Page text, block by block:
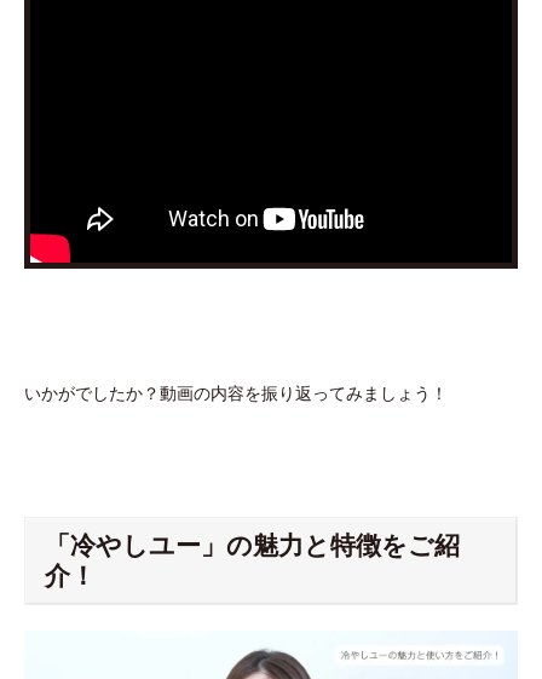
いかがでしたか？動画の内容を振り返ってみましょう！
「冷やしユー」の魅力と特徴をご紹
介！